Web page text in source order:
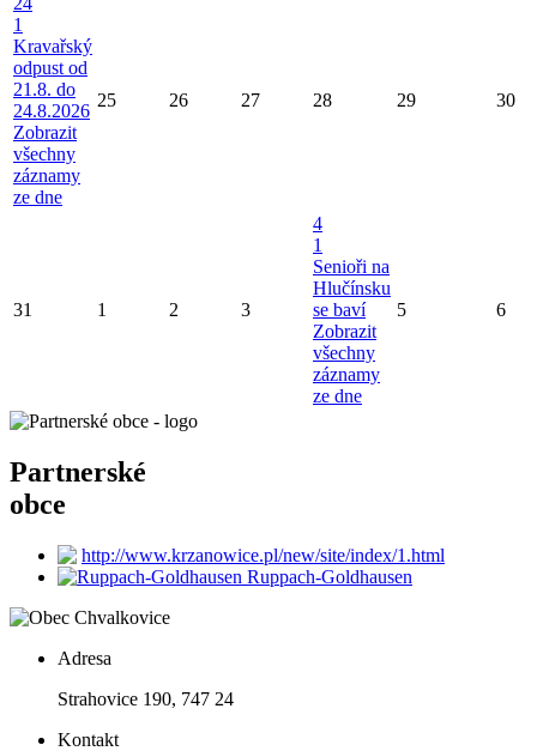
1
Kravařský
odpust od
21.8. do
24.8.2026
Zobrazit
všechny
záznamy
ze dne
25 26 27 28 29 30
31 1 2 3
4
1
Senioři na
Hlučínsku
se baví
Zobrazit
všechny
záznamy
ze dne
5 6
Partnerské
obce
http://www.krzanowice.pl/new/site/index/1.html
Ruppach-Goldhausen
Adresa
Strahovice 190, 747 24
Kontakt